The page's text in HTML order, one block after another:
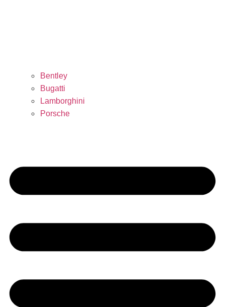
Bentley
Bugatti
Lamborghini
Porsche